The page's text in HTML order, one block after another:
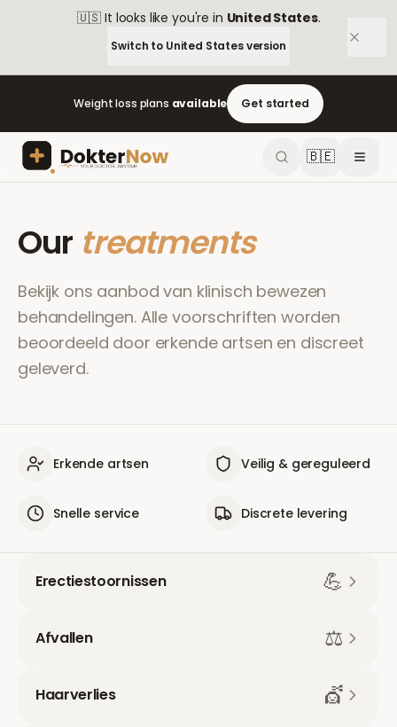
🇺🇸 It looks like you're in United States.
Switch to United Statesversion
Weight loss plans available Get started
🇧🇪
Our treatments
Bekijk ons aanbod van klinisch bewezen
behandelingen. Alle voorschriften worden
beoordeeld door erkende artsen en discreet
geleverd.
Erkende artsen Veilig & gereguleerd
Snelle service Discrete levering
Erectiestoornissen 💪
Afvallen ⚖️
Haarverlies 💇